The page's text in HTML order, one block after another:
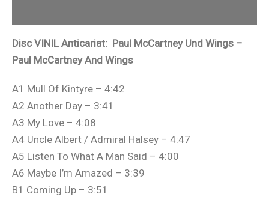
Disc VINIL Anticariat: Paul McCartney Und Wings –
Paul McCartney And Wings
A1 Mull Of Kintyre – 4:42
A2 Another Day – 3:41
A3 My Love – 4:08
A4 Uncle Albert / Admiral Halsey – 4:47
A5 Listen To What A Man Said – 4:00
A6 Maybe I’m Amazed – 3:39
B1 Coming Up – 3:51